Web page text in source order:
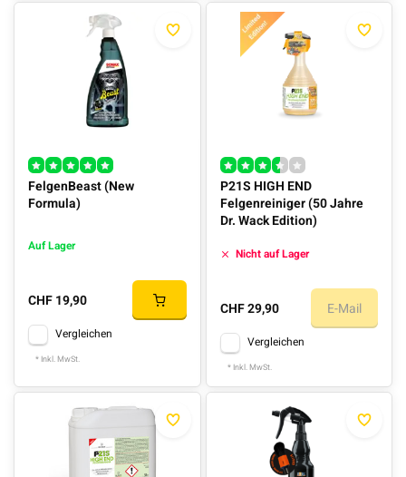
FelgenBeast (New
Formula)
Auf Lager
CHF 19,90
Vergleichen
* Inkl. MwSt.
P21S HIGH END
Felgenreiniger (50 Jahre
Dr. Wack Edition)
Nicht auf Lager
CHF 29,90 E-Mail
Vergleichen
* Inkl. MwSt.